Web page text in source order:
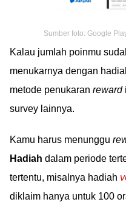
Sumber foto: Google
Kalau jumlah poinmu
menukarnya dengan
metode penukaran reward
survey lainnya.
Kamu harus menunggu
Hadiah dalam periode
tertentu, misalnya hadiah
diklaim hanya untuk 100